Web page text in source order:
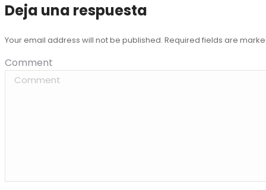
Deja una respuesta
Your email address will not be published. Required fields are
Comment